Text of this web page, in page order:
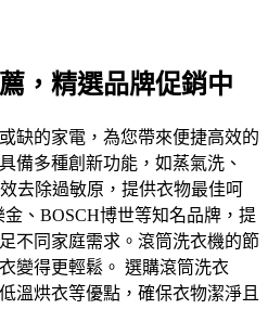
，精選品牌促銷中
缺的家電，為您帶來便捷高效的
備多種創新功能，如蒸氣洗、
去除過敏原，提供衣物最佳呵
金、BOSCH博世等知名品牌，提
不同家庭需求。滾筒洗衣機的節
變得更輕鬆。 選購滾筒洗衣
溫烘衣等優點，確保衣物潔淨且